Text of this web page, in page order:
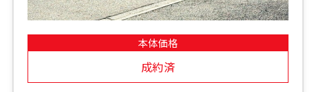
本体価格
成約済